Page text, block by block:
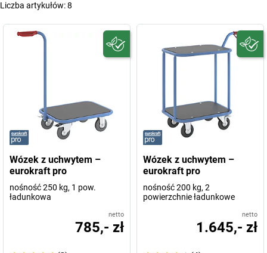
Liczba artykułów:8
Wózek z uchwytem –
eurokraft pro
nośność 250 kg, 1 pow.
ładunkowa
netto
785,- zł
Wózek z uchwytem –
eurokraft pro
nośność 200 kg, 2
powierzchnie ładunkowe
netto
1.645,- zł